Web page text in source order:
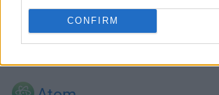
CONFIRM